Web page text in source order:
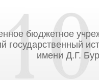
бюджетное
государственный
имени Д.Г.